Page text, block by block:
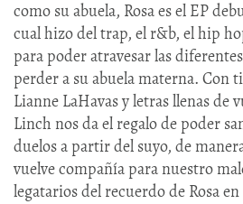
como su abuela, Rosa es el EP
cual hizo del trap, el r&b, el hip
para poder atravesar las
perder a su abuela materna. Con
Lianne LaHavas y letras llenas de
Linch nos da el regalo de poder
duelos a partir del suyo, de
vuelve compañía para nuestro
legatarios del recuerdo de Rosa